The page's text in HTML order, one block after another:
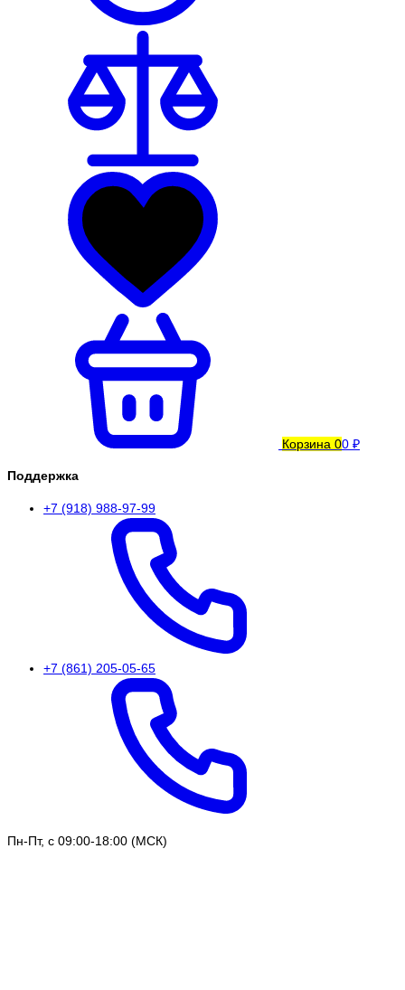
Корзина 00 ₽
Поддержка
+7 (918) 988-97-99
+7 (861) 205-05-65
Пн-Пт, с 09:00-18:00 (МСК)